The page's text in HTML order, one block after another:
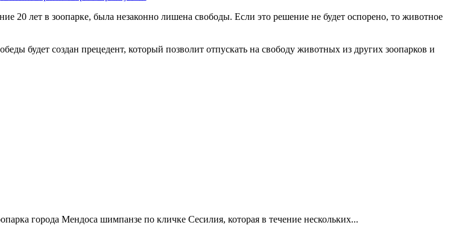
20 лет в зоопарке, была незаконно лишена свободы. Если это решение не будет оспорено, то животное
будет создан прецедент, который позволит отпускать на свободу животных из других зоопарков и
города Мендоса шимпанзе по кличке Сесилия, которая в течение нескольких...